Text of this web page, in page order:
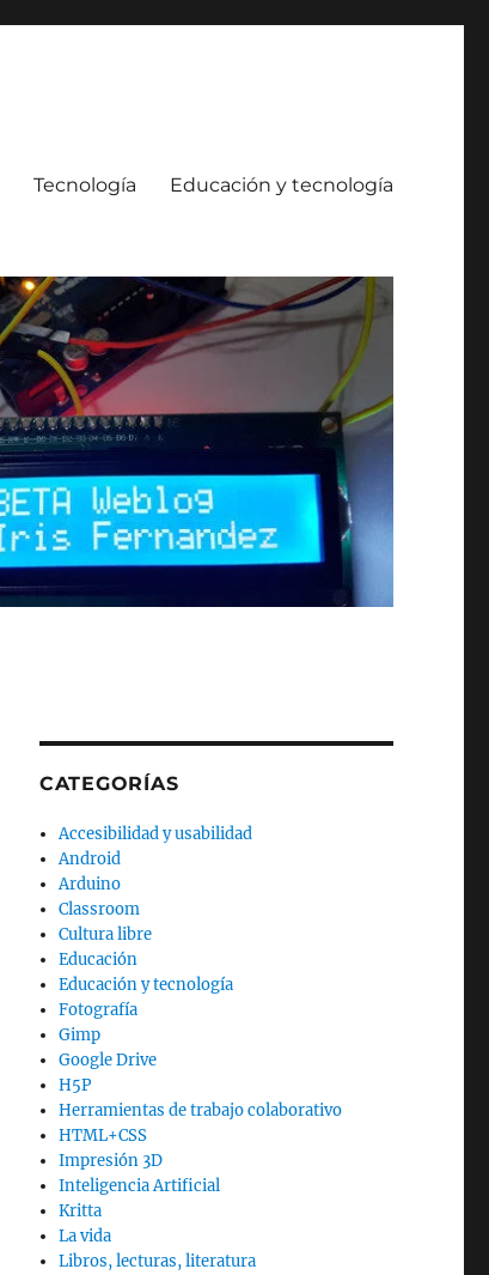
Tecnología Educación y tecnología
CATEGORÍAS
Accesibilidad y usabilidad
Android
Arduino
Classroom
Cultura libre
Educación
Educación y tecnología
Fotografía
Gimp
Google Drive
H5P
Herramientas de trabajo colaborativo
HTML+CSS
Impresión 3D
Inteligencia Artificial
Kritta
La vida
Libros, lecturas, literatura